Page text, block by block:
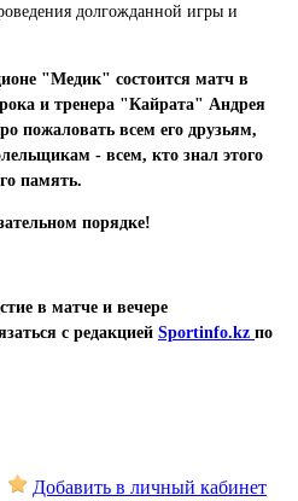
долгожданной игры и
"Медик" состоится матч в
и тренера "Кайрата" Андрея
пожаловать всем его друзьям,
- всем, кто знал этого
память.
порядке!
в матче и вечере
с редакцией Sportinfo.kz по
Добавить в личный кабинет